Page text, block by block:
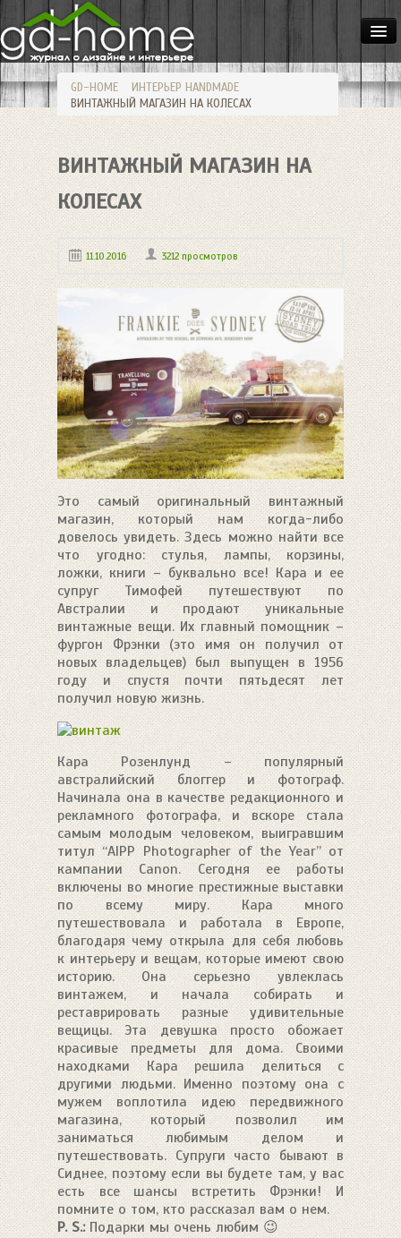
ДОМА
КВАРТИРЫ
ИНТЕРЬЕР
СТИЛИ
МЕБЕЛЬ
ОСВЕЩЕНИЕ
САД
HANDMADE
GD-HOME ИНТЕРЬЕР HANDMADE
ВИНТАЖНЫЙ МАГАЗИН НА КОЛЕСАХ
ВИНТАЖНЫЙ МАГАЗИН НА
КОЛЕСАХ
11.10.2016 3212 просмотров
Это самый оригинальный винтажный
магазин, который нам когда-либо
довелось увидеть. Здесь можно найти все
что угодно: стулья, лампы, корзины,
ложки, книги – буквально все! Кара и ее
супруг Тимофей путешествуют по
Австралии и продают уникальные
винтажные вещи. Их главный помощник –
фургон Фрэнки (это имя он получил от
новых владельцев) был выпущен в 1956
году и спустя почти пятьдесят лет
получил новую жизнь.
Кара Розенлунд – популярный
австралийский блоггер и фотограф.
Начинала она в качестве редакционного и
рекламного фотографа, и вскоре стала
самым молодым человеком, выигравшим
титул “AIPP Photographer of the Year” от
кампании Canon. Сегодня ее работы
включены во многие престижные выставки
по всему миру. Кара много
путешествовала и работала в Европе,
благодаря чему открыла для себя любовь
к интерьеру и вещам, которые имеют свою
историю. Она серьезно увлеклась
винтажем, и начала собирать и
реставрировать разные удивительные
вещицы. Эта девушка просто обожает
красивые предметы для дома. Своими
находками Кара решила делиться с
другими людьми. Именно поэтому она с
мужем воплотила идею передвижного
магазина, который позволил им
заниматься любимым делом и
путешествовать. Супруги часто бывают в
Сиднее, поэтому если вы будете там, у вас
есть все шансы встретить Фрэнки! И
помните о том, кто рассказал вам о нем.
P. S.:Подарки мы очень любим 😉